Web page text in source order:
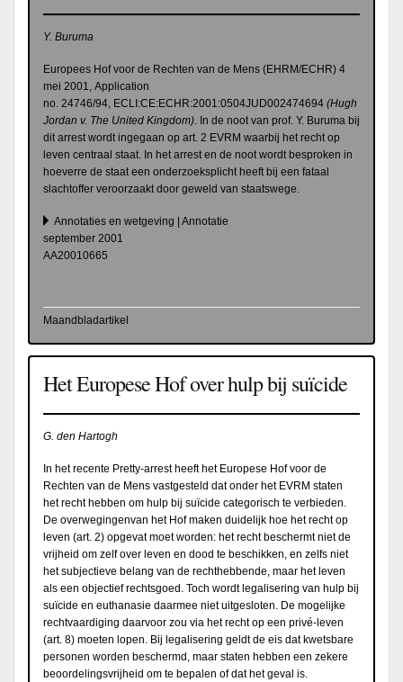
Y. Buruma
Europees Hof voor de Rechten van de Mens (EHRM/ECHR) 4
mei 2001, Application
no. 24746/94, ECLI:CE:ECHR:2001:0504JUD002474694 (Hugh
Jordan v. The United Kingdom). In de noot van prof. Y. Buruma bij
dit arrest wordt ingegaan op art. 2 EVRM waarbij het recht op
leven centraal staat. In het arrest en de noot wordt besproken in
hoeverre de staat een onderzoeksplicht heeft bij een fataal
slachtoffer veroorzaakt door geweld van staatswege.
Annotaties en wetgeving | Annotatie
september 2001
AA20010665
Maandbladartikel
Het Europese Hof over hulp bij suïcide
G. den Hartogh
In het recente Pretty-arrest heeft het Europese Hof voor de
Rechten van de Mens vastgesteld dat onder het EVRM staten
het recht hebben om hulp bij suïcide categorisch te verbieden.
De overwegingenvan het Hof maken duidelijk hoe het recht op
leven (art. 2) opgevat moet worden: het recht beschermt niet de
vrijheid om zelf over leven en dood te beschikken, en zelfs niet
het subjectieve belang van de rechthebbende, maar het leven
als een objectief rechtsgoed. Toch wordt legalisering van hulp bij
suïcide en euthanasie daarmee niet uitgesloten. De mogelijke
rechtvaardiging daarvoor zou via het recht op een privé-leven
(art. 8) moeten lopen. Bij legalisering geldt de eis dat kwetsbare
personen worden beschermd, maar staten hebben een zekere
beoordelingsvrijheid om te bepalen of dat het geval is.